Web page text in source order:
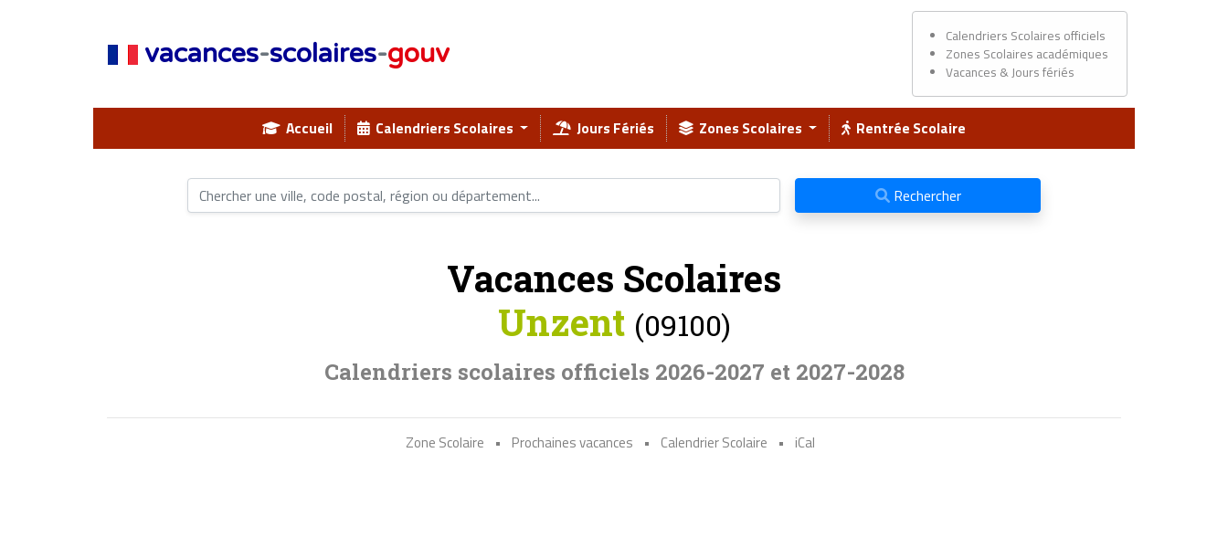
vacances-scolaires-gouv
Calendriers Scolaires officiels
Zones Scolaires académiques
Vacances & Jours fériés
Accueil Calendriers Scolaires Jours Fériés Zones Scolaires Rentrée Scolaire
Rechercher
Vacances Scolaires
Unzent (09100)
Calendriers scolaires officiels 2026-2027 et 2027-2028
Zone Scolaire • Prochaines vacances • Calendrier Scolaire • iCal